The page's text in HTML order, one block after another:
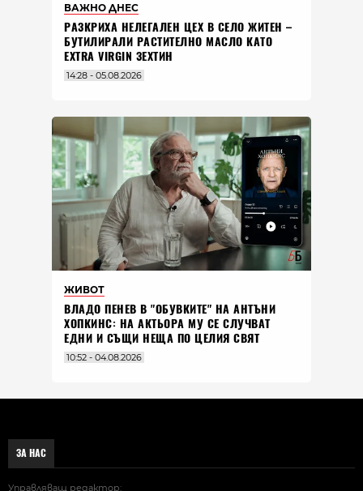
ВАЖНО ДНЕС
РАЗКРИХА НЕЛЕГАЛЕН ЦЕХ В СЕЛО ЖИТЕН –
БУТИЛИРАЛИ РАСТИТЕЛНО МАСЛО КАТО
EXTRA VIRGIN ЗЕХТИН
14:28 - 05.08.2026
ЖИВОТ
ВЛАДO ПЕНЕВ В "ОБУВКИТЕ" НА АНТЪНИ
ХОПКИНС: НА АКТЬОРА МУ СЕ СЛУЧВАТ
ЕДНИ И СЪЩИ НЕЩА ПО ЦЕЛИЯ СВЯТ
10:52 - 04.08.2026
ЗА НАС
Управляващ редактор: